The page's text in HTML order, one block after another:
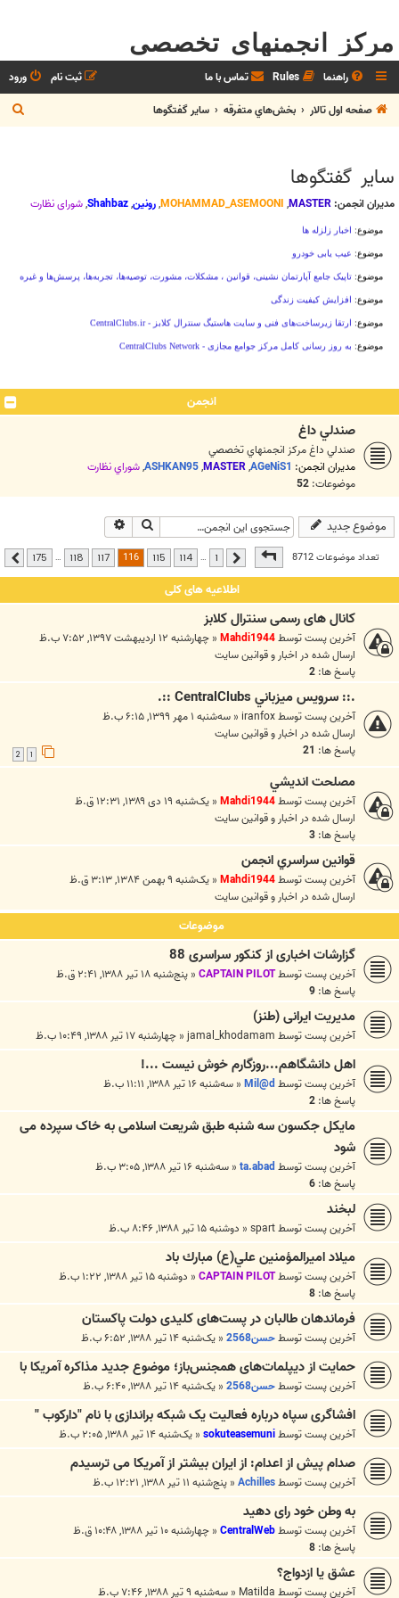
مرکز انجمنهای تخصصی
راهنما Rules تماس با ما ورود
ثبت نام
صفحه اول تالار
بخش‌‌هاي متفرقه ساير گفتگوها
ج
س
ساير گفتگوها
مدیران انجمن: MASTER
,
MOHAMMAD_ASEMOONI
,رونین,
Shahbaz
,شوراي نظارت
انجمن
صندلي داغ
صندلي داغ مرکز انجمنهاي تخصصي
مدیران انجمن: AGeNiS1
,
MASTER
,
ASHKAN95
,شوراي نظارت
موضوعات: 52
موضوع جدید جستجو
تعداد موضوعات 8712
صفحه116
175 قبلی …
114
115
116
117
118
…
175 بعدی
اطلاعیه های کلی
کانال های رسمی سنترال کلابز
آخرین پست توسطMahdi1944
« چهارشنبه ۱۲ اردیبهشت ۱۳۹۷, ۷:۵۲ ب.ظ
ارسال شده در اخبار و قوانين سايت
پاسخ ها: 2
.:: سرويس ميزباني CentralClubs ::.
آخرین پست توسطiranfox
« سه‌شنبه ۱ مهر ۱۳۹۹, ۶:۱۵ ب.ظ
ارسال شده در اخبار و قوانين سايت
پاسخ ها: 21
مصلحت انديشي
آخرین پست توسطMahdi1944
« یک‌شنبه ۱۹ دی ۱۳۸۹, ۱۲:۳۱ ق.ظ
ارسال شده در اخبار و قوانين سايت
پاسخ ها: 3
قوانين سراسري انجمن
آخرین پست توسطMahdi1944
« یک‌شنبه ۹ بهمن ۱۳۸۴, ۳:۱۳ ق.ظ
ارسال شده در اخبار و قوانين سايت
موضوعات
گزارشات اخباری از کنکور سراسری 88
آخرین پست توسطCAPTAIN PILOT
« پنج‌شنبه ۱۸ تیر ۱۳۸۸, ۲:۴۱ ق.ظ
پاسخ ها: 9
مدیریت ایرانی (طنز)
آخرین پست توسطjamal_khodamam
« چهارشنبه ۱۷ تیر ۱۳۸۸, ۱۰:۴۹ ب.ظ
اهل دانشگاهم...روزگارم خوش نیست ...!
آخرین پست توسطMil@d
« سه‌شنبه ۱۶ تیر ۱۳۸۸, ۱۱:۱۱ ب.ظ
پاسخ ها: 2
مایکل جکسون سه شنبه طبق شریعت اسلامی به خاک سپرده می
شود
آخرین پست توسطta.abad
« سه‌شنبه ۱۶ تیر ۱۳۸۸, ۳:۰۵ ب.ظ
پاسخ ها: 6
لبخند
آخرین پست توسطspart
« دوشنبه ۱۵ تیر ۱۳۸۸, ۸:۴۶ ب.ظ
ميلاد اميرالمؤمنين علي(ع) مبارك باد
آخرین پست توسطCAPTAIN PILOT
« دوشنبه ۱۵ تیر ۱۳۸۸, ۱:۲۲ ب.ظ
پاسخ ها: 8
فرماندهان طالبان در پست‌های کلیدی دولت پاکستان
آخرین پست توسطحسن2568 « یک‌شنبه ۱۴ تیر ۱۳۸۸, ۶:۵۲ ب.ظ
حمایت از دیپلمات‌های همجنس‌باز؛ موضوع جدید مذاکره آمریکا با
آخرین پست توسطحسن2568 « یک‌شنبه ۱۴ تیر ۱۳۸۸, ۶:۴۰ ب.ظ
افشاگری سپاه درباره فعالیت یک شبکه براندازی با نام "دارکوب "
آخرین پست توسطsokuteasemuni
« یک‌شنبه ۱۴ تیر ۱۳۸۸, ۲:۰۵ ب.ظ
صدام پیش از اعدام: از ایران بیشتر از آمریکا می ترسیدم
آخرین پست توسطAchilles
« پنج‌شنبه ۱۱ تیر ۱۳۸۸, ۱۲:۲۱ ب.ظ
به وطن خود رای دهید
آخرین پست توسطCentralWeb
« چهارشنبه ۱۰ تیر ۱۳۸۸, ۱۰:۴۸ ق.ظ
پاسخ ها: 8
عشق یا ازدواج؟
آخرین پست توسطMatilda
« سه‌شنبه ۹ تیر ۱۳۸۸, ۷:۴۶ ب.ظ